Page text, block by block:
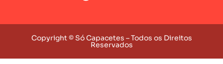
Copyright © Só Capacetes – Todos os Direitos
Reservados